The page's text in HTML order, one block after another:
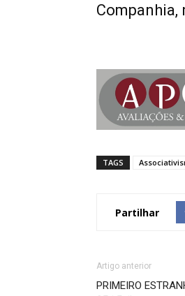
Companhia,
TAGS
Partilhar
Artigo anterior
PRIMEIRO